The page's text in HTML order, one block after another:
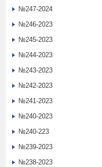
№247-2024
№246-2023
№245-2023
№244-2023
№243-2023
№242-2023
№241-2023
№240-2023
№240-223
№239-2023
№238-2023